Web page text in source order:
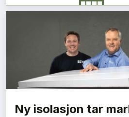
Norges bygg- og
Vi Bygger Vestland 2026
Byggenæringens
Ny isolasjon tar